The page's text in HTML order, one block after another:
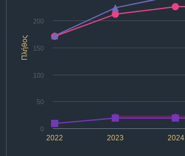
Πλήθος
2022 2024
2023
0
50
100
150
200